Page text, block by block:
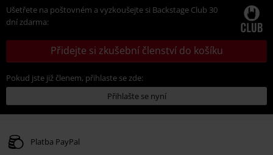
Ušetřete na poštovném a vyzkoušejte si Backstage Club 30
dní zdarma:
Přidejte si zkušební členství do košíku
Pokud jste již členem, přihlaste se zde:
Přihlašte se nyní
Platba PayPal